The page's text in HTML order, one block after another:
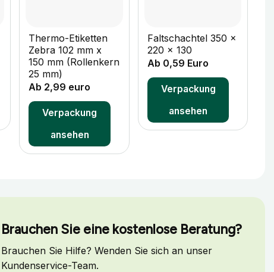
Thermo-Etiketten
Zebra 102 mm x
150 mm (Rollenkern
25 mm)
Ab 2,99 euro
Verpackung
ansehen
Faltschachtel 350 x
220 x 130
Ab 0,59 Euro
Verpackung
ansehen
Brauchen Sie eine kostenlose Beratung?
Brauchen Sie Hilfe? Wenden Sie sich an unser
Kundenservice-Team.